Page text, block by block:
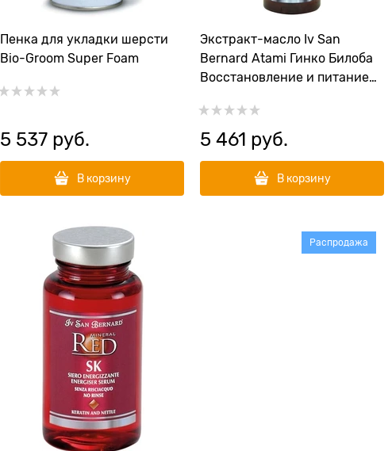
Пенка для укладки шерсти
Bio-Groom Super Foam
5 537 руб.
В корзину
Экстракт-масло Iv San
Bernard Atami Гинко Билоба
Восстановление и питание
5 461 руб.
В корзину
Распродажа